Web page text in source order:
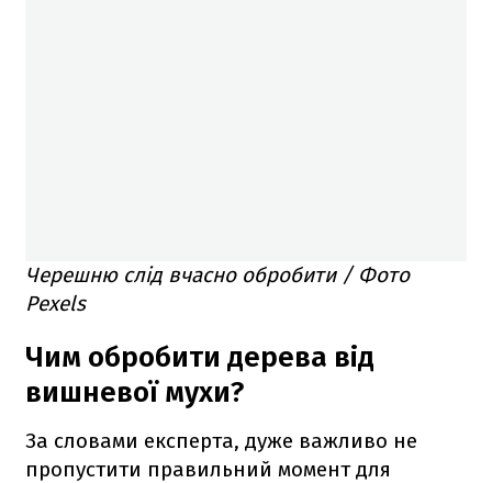
Черешню слід вчасно обробити / Фото
Pexels
Чим обробити дерева від
вишневої мухи?
За словами експерта, дуже важливо не
пропустити правильний момент для